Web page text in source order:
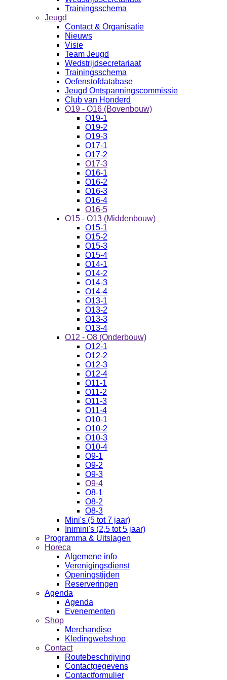
Trainingsschema
Jeugd
Contact & Organisatie
Nieuws
Visie
Team Jeugd
Wedstrijdsecretariaat
Trainingsschema
Oefenstofdatabase
Jeugd Ontspanningscommissie
Club van Honderd
O19 - O16 (Bovenbouw)
O19-1
O19-2
O19-3
O17-1
O17-2
O17-3
O16-1
O16-2
O16-3
O16-4
O16-5
O15 - O13 (Middenbouw)
O15-1
O15-2
O15-3
O15-4
O14-1
O14-2
O14-3
O14-4
O13-1
O13-2
O13-3
O13-4
O12 - O8 (Onderbouw)
O12-1
O12-2
O12-3
O12-4
O11-1
O11-2
O11-3
O11-4
O10-1
O10-2
O10-3
O10-4
O9-1
O9-2
O9-3
O9-4
O8-1
O8-2
O8-3
Mini's (5 tot 7 jaar)
Inimini's (2,5 tot 5 jaar)
Programma & Uitslagen
Horeca
Algemene info
Verenigingsdienst
Openingstijden
Reserveringen
Agenda
Agenda
Evenementen
Shop
Merchandise
Kledingwebshop
Contact
Routebeschrijving
Contactgegevens
Contactformulier